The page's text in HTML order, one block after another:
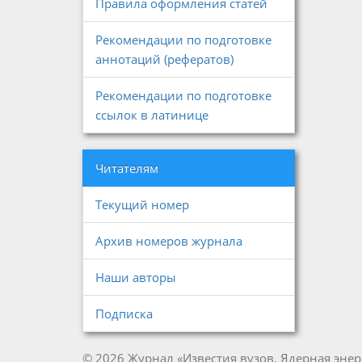
Правила оформления статей
Рекомендации по подготовке
аннотаций (рефератов)
Рекомендации по подготовке
ссылок в латинице
Читателям
Текущий номер
Архив номеров журнала
Наши авторы
Подписка
© 2026 Журнал «Известия вузов. Ядерная